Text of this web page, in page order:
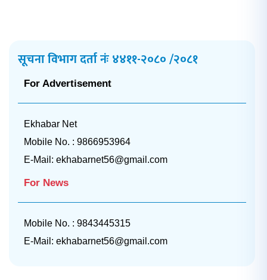
सूचना विभाग दर्ता नंः ४४११-२०८० /२०८१
For Advertisement
Ekhabar Net
Mobile No. : 9866953964
E-Mail: ekhabarnet56@gmail.com
For News
Mobile No. : 9843445315
E-Mail: ekhabarnet56@gmail.com